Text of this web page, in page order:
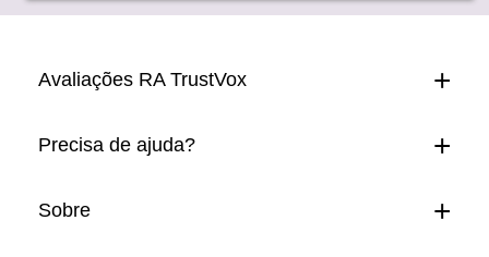
Avaliações RA TrustVox
Precisa de ajuda?
Sobre